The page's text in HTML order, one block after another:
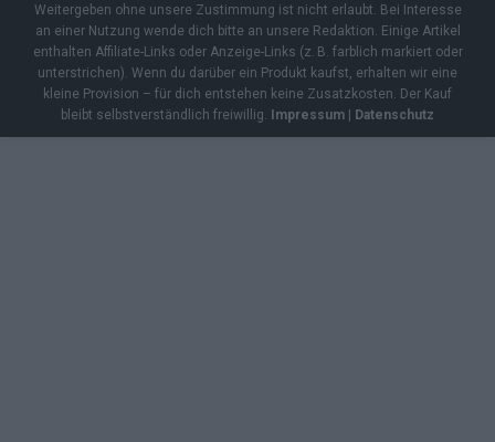
Weitergeben ohne unsere Zustimmung ist nicht erlaubt. Bei Interesse
an einer Nutzung wende dich bitte an unsere Redaktion. Einige Artikel
enthalten Affiliate-Links oder Anzeige-Links (z. B. farblich markiert oder
unterstrichen). Wenn du darüber ein Produkt kaufst, erhalten wir eine
kleine Provision – für dich entstehen keine Zusatzkosten. Der Kauf
bleibt selbstverständlich freiwillig. Impressum | Datenschutz